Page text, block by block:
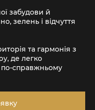
забудови й
зелень і відчуття
та гармонія з
де легко
по-справжньому